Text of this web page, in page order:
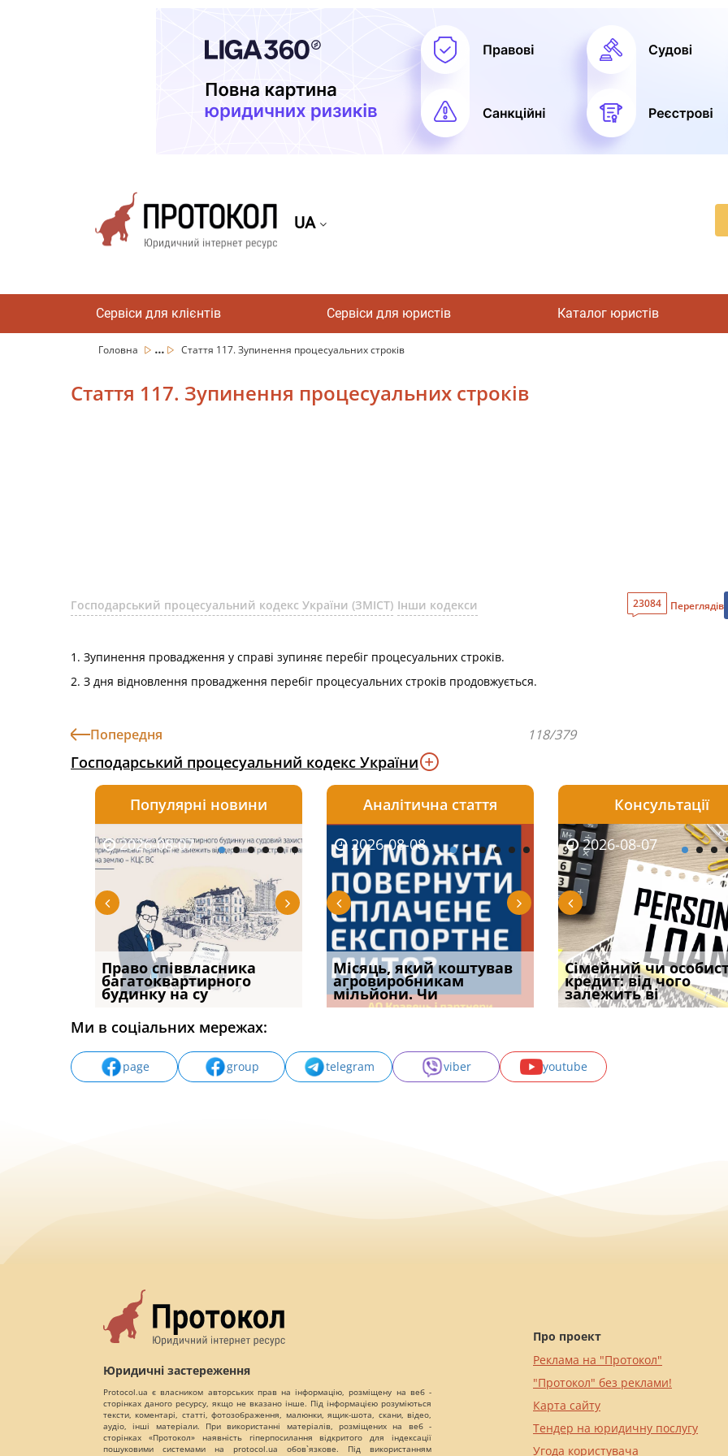
UA
Сервіси для клієнтів Сервіси для юристів Каталог юристів
Головна ... Стаття 117. Зупинення процесуальних строків
Стаття 117. Зупинення процесуальних строків
Господарський процесуальний кодекс України (ЗМІСТ) Інши кодекси 23084 Переглядів
1. Зупинення провадження у справі зупиняє перебіг процесуальних строків.
2. З дня відновлення провадження перебіг процесуальних строків продовжується.
Попередня 118/379
Господарський процесуальний кодекс України
Популярні новини
2026-08-07
Право співвласника
багатоквартирного
будинку на су
2026-08-06
Якщо суд встановив для
відшкодування шкоди
наявніс
2026-08-06
Документи, на яких не
проставляється
апостиль: пер
Аналітична стаття
2026-08-03
ФУНДАМЕНТАЛЬНА
ПРОБЛЕМА «СУДОВОЇ
ПРАКТИКИ», АБО ПР
2026-08-08
Місяць, який коштував
агровиробникам
мільйони. Чи
2026-08-07
Огляд практики ВС від
Ростислава Кравця, що
опублі
Консультації
2026-08-05
Чи потрібна ФОП
печатка у 2026 році:
правила засто
2026-08-07
Сімейний чи
кредит: від чого
залежить ві
2026-07-30
Восьмий ААС
підтвердив, що
може скас
Ми в соціальних мережах:
page group telegram viber youtube
Юридичні застереження
Protocol.ua є власником авторських прав на інформацію, розміщену на веб -
сторінках даного ресурсу, якщо не вказано інше. Під інформацією розуміються
тексти, коментарі, статті, фотозображення, малюнки, ящик-шота, скани, відео,
аудіо, інші матеріали. При використанні матеріалів, розміщених на веб -
сторінках «Протокол» наявність гіперпосилання відкритого для індексації
пошуковими системами на protocol.ua обов`язкове. Під використанням
Про проект
Реклама на "Протокол"
"Протокол" без реклами!
Карта сайту
Тендер на юридичну послугу
Угода користувача